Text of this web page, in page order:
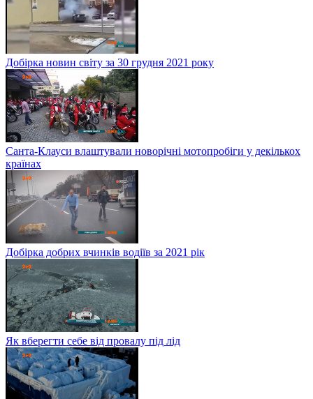
Добірка новин світу за 30 грудня 2021 року
Санта-Клауси влаштували новорічні мотопробіги у декількох
країнах
Добірка добрих вчинків водіїв за 2021 рік
Як вберегти себе від провалу під лід